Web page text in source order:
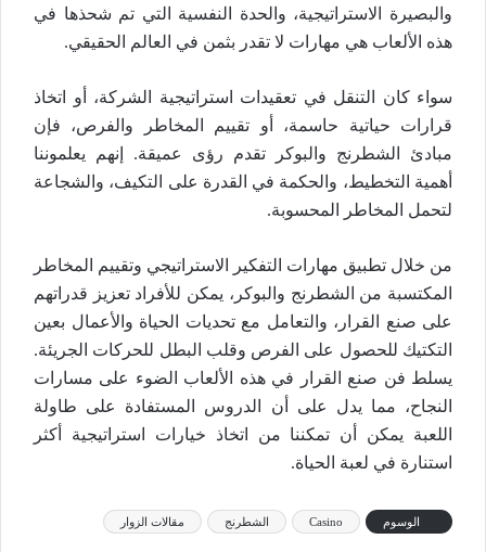
والبصيرة الاستراتيجية، والحدة النفسية التي تم شحذها في
هذه الألعاب هي مهارات لا تقدر بثمن في العالم الحقيقي.
سواء كان التنقل في تعقيدات استراتيجية الشركة، أو اتخاذ
قرارات حياتية حاسمة، أو تقييم المخاطر والفرص، فإن
مبادئ الشطرنج والبوكر تقدم رؤى عميقة. إنهم يعلموننا
أهمية التخطيط، والحكمة في القدرة على التكيف، والشجاعة
لتحمل المخاطر المحسوبة.
من خلال تطبيق مهارات التفكير الاستراتيجي وتقييم المخاطر
المكتسبة من الشطرنج والبوكر، يمكن للأفراد تعزيز قدراتهم
على صنع القرار، والتعامل مع تحديات الحياة والأعمال بعين
التكتيك للحصول على الفرص وقلب البطل للحركات الجريئة.
يسلط فن صنع القرار في هذه الألعاب الضوء على مسارات
النجاح، مما يدل على أن الدروس المستفادة على طاولة
اللعبة يمكن أن تمكننا من اتخاذ خيارات استراتيجية أكثر
استنارة في لعبة الحياة.
الوسوم Casino الشطرنج مقالات الزوار